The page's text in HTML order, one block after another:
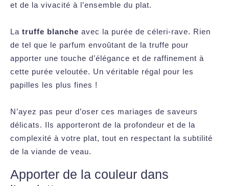
et de la vivacité à l’ensemble du plat.
La truffe blanche avec la purée de céleri-rave. Rien
de tel que le parfum envoûtant de la truffe pour
apporter une touche d’élégance et de raffinement à
cette purée veloutée. Un véritable régal pour les
papilles les plus fines !
N’ayez pas peur d’oser ces mariages de saveurs
délicats. Ils apporteront de la profondeur et de la
complexité à votre plat, tout en respectant la subtilité
de la viande de veau.
Apporter de la couleur dans